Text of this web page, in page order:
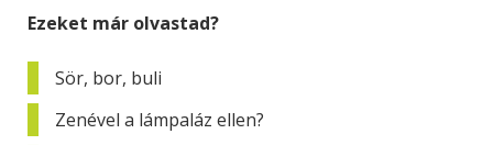
Ezeket már olvastad?
Sör, bor, buli
Zenével a lámpaláz ellen?